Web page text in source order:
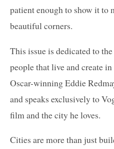
patient enough to show it to
beautiful corners.
This issue is dedicated to
people that live and create
Oscar-winning Eddie
and speaks exclusively to
film and the city he loves.
Cities are more than just